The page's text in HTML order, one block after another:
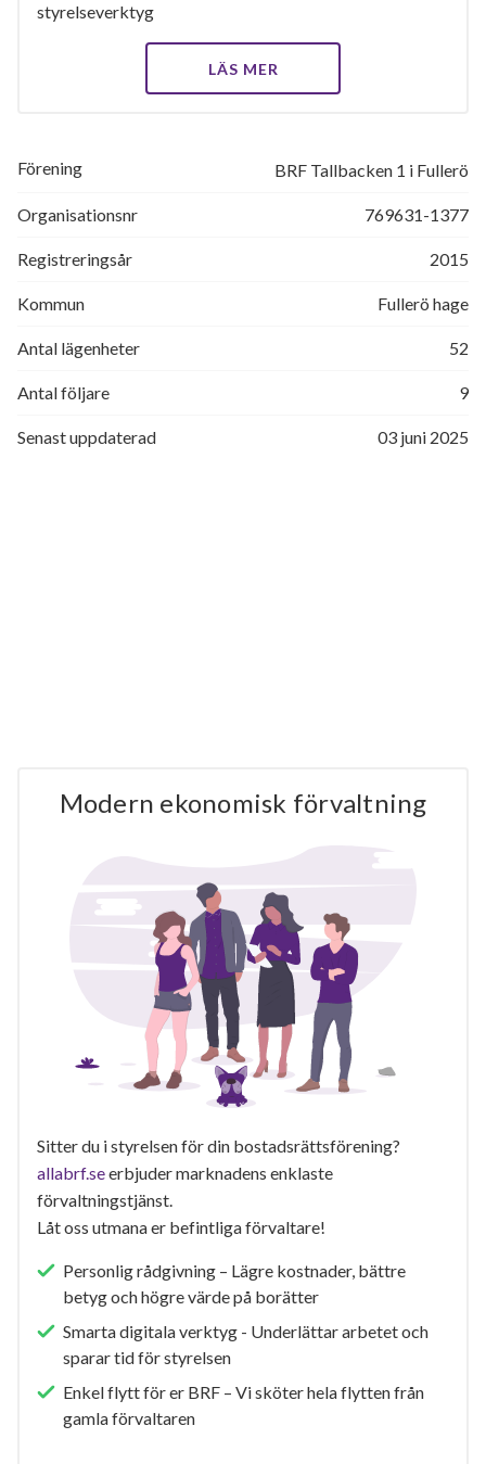
styrelseverktyg
LÄS MER
Förening BRF Tallbacken 1 i Fullerö
Organisationsnr 769631-1377
Registreringsår 2015
Kommun Fullerö hage
Antal lägenheter 52
Antal följare 9
Senast uppdaterad 03 juni 2025
Modern ekonomisk förvaltning
Sitter du i styrelsen för din bostadsrättsförening?
allabrf.seerbjuder marknadens enklaste
förvaltningstjänst.
Låt oss utmana er befintliga förvaltare!
Personlig rådgivning – Lägre kostnader, bättre
betyg och högre värde på borätter
Smarta digitala verktyg - Underlättar arbetet och
sparar tid för styrelsen
Enkel flytt för er BRF – Vi sköter hela flytten från
gamla förvaltaren